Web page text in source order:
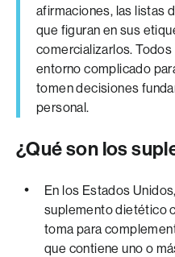
afirmaciones, las listas
que figuran en sus
comercializarlos.
entorno complicado
tomen decisiones
personal.
¿Qué son los
En los Estados
suplemento dietético
toma para
que contiene uno o